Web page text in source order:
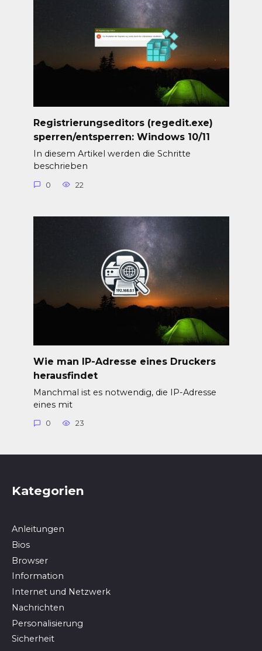
Registrierungseditors (regedit.exe)
sperren/entsperren: Windows 10/11
In diesem Artikel werden die Schritte
beschrieben
0 22
Wie man IP-Adresse eines Druckers
herausfindet
Manchmal ist es notwendig, die IP-Adresse
eines mit
0 23
Kategorien
Anleitungen
Bios
Browser
In­for­ma­ti­on
Internet und Netzwerk
Nachrichten
Personalisierung
Sicherheit